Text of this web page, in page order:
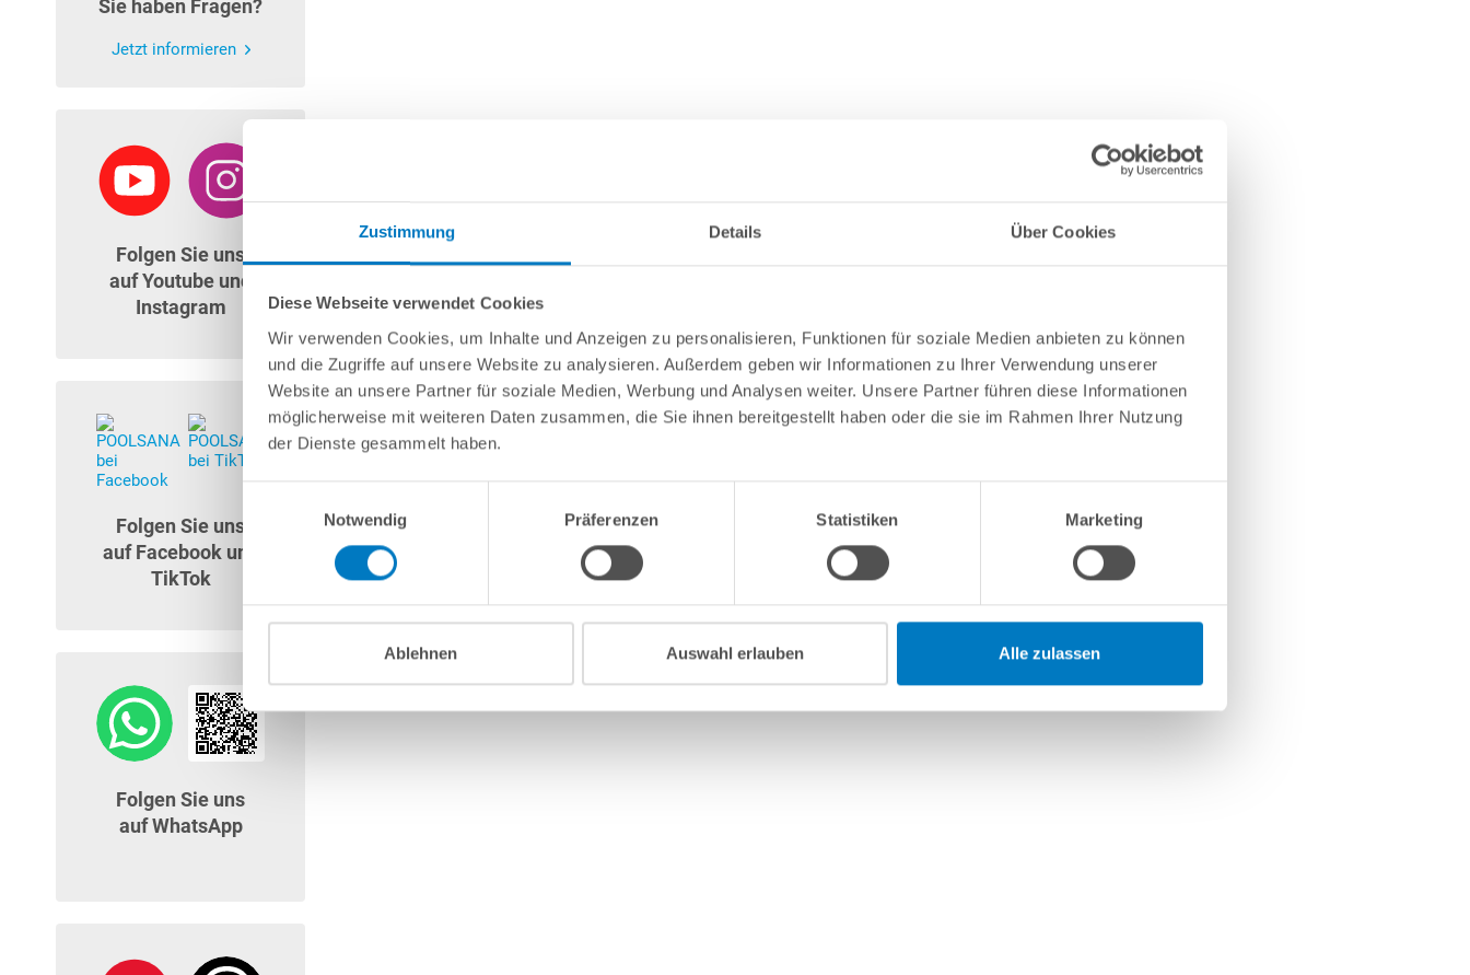
Zustimmung Details Über Cookies
Diese Webseite verwendet Cookies
Wir verwenden Cookies, um Inhalte und Anzeigen zu personalisieren, Funktionen für soziale Medien anbieten zu können
und die Zugriffe auf unsere Website zu analysieren. Außerdem geben wir Informationen zu Ihrer Verwendung unserer
Website an unsere Partner für soziale Medien, Werbung und Analysen weiter. Unsere Partner führen diese Informationen
möglicherweise mit weiteren Daten zusammen, die Sie ihnen bereitgestellt haben oder die sie im Rahmen Ihrer Nutzung
der Dienste gesammelt haben.
Notwendig
Präferenzen Statistiken Marketing
Ablehnen Auswahl erlauben Alle zulassen
Sie haben Fragen?
Jetzt informieren
Folgen Sie uns
auf Youtube und
Instagram
Folgen Sie uns
auf Facebook und
TikTok
Folgen Sie uns
auf WhatsApp